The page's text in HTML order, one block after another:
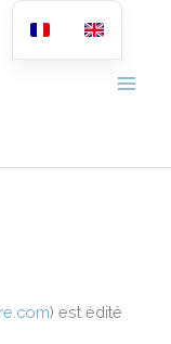
) est édité